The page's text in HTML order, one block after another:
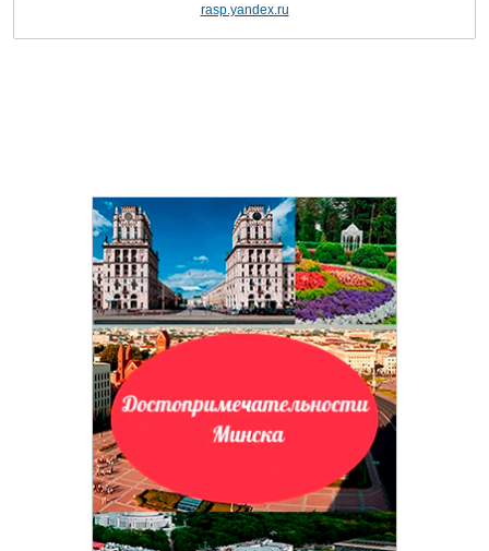
rasp.yandex.ru